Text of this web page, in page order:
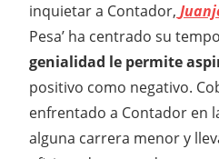
inquietar a Contador,
Pesa’ ha centrado su
genialidad le permite
positivo como negativo.
enfrentado a Contador en
alguna carrera menor y